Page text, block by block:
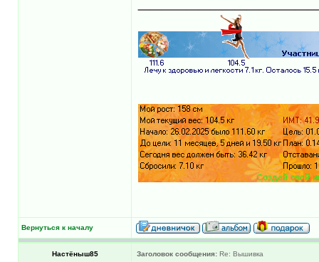
Вернуться к началу
Настёныш85 Заголовок сообщения: Re: Вышивка